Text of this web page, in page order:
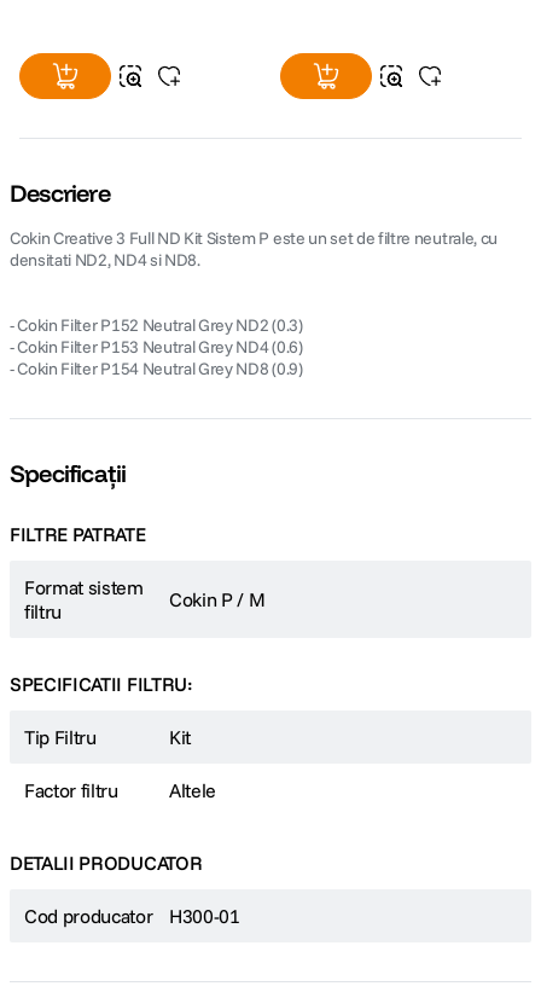
Descriere
Cokin Creative 3 Full ND Kit Sistem P este un set de filtre neutrale, cu
densitati ND2, ND4 si ND8.
- Cokin Filter P152 Neutral Grey ND2 (0.3)
- Cokin Filter P153 Neutral Grey ND4 (0.6)
- Cokin Filter P154 Neutral Grey ND8 (0.9)
Specificații
FILTRE PATRATE
Format sistem
filtru
Cokin P / M
SPECIFICATII FILTRU:
Tip Filtru Kit
Factor filtru Altele
DETALII PRODUCATOR
Cod producator H300-01